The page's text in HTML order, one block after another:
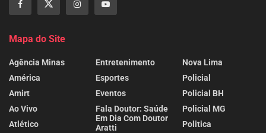
Mapa do Site
Agência Minas
América
Amirt
Ao Vivo
Atlético
Entretenimento
Esportes
Eventos
Fala Doutor: Saúde
Em Dia Com Doutor
Aratti
Nova Lima
Policial
Policial BH
Policial MG
Politica